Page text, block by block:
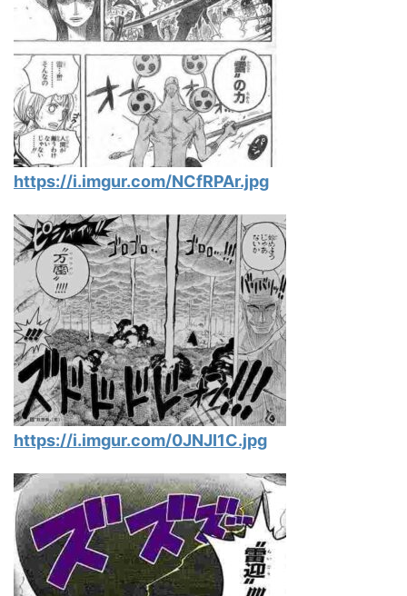
https://i.imgur.com/NCfRPAr.jpg
https://i.imgur.com/0JNJI1C.jpg